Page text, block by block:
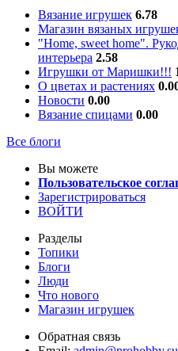
Вязание игрушек 6.78
Магазин вязаных
"Home, sweet home".
интерьера 2.58
Игрушки от Маришки!!!
О цветах и растениях
Новости 0.00
Вязание спицами 0.00
Все блоги
Вы можете
Пользовательское
Зарегистрироваться
ВОЙТИ
Разделы
Топики
Блоги
Люди
Что нового
Магазин игрушек
Обратная связь